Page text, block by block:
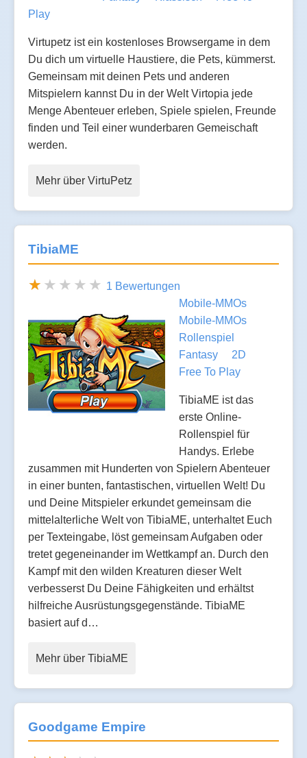
Play
Virtupetz ist ein kostenloses Browsergame in dem
Du dich um virtuelle Haustiere, die Pets, kümmerst.
Gemeinsam mit deinen Pets und anderen
Mitspielern kannst Du in der Welt Virtopia jede
Menge Abenteuer erleben, Spiele spielen, Freunde
finden und Teil einer wunderbaren Gemeischaft
werden.
Mehr über VirtuPetz
TibiaME
1 Bewertungen
Mobile-MMOs
Mobile-MMOs
Rollenspiel
Fantasy
2D
Free To Play
TibiaME ist das
erste Online-
Rollenspiel für
Handys. Erlebe
zusammen mit Hunderten von Spielern Abenteuer
in einer bunten, fantastischen, virtuellen Welt! Du
und Deine Mitspieler erkundet gemeinsam die
mittelalterliche Welt von TibiaME, unterhaltet Euch
per Texteingabe, löst gemeinsam Aufgaben oder
tretet gegeneinander im Wettkampf an. Durch den
Kampf mit den wilden Kreaturen dieser Welt
verbesserst Du Deine Fähigkeiten und erhältst
hilfreiche Ausrüstungsgegenstände. TibiaME
basiert auf d…
Mehr über TibiaME
Goodgame Empire